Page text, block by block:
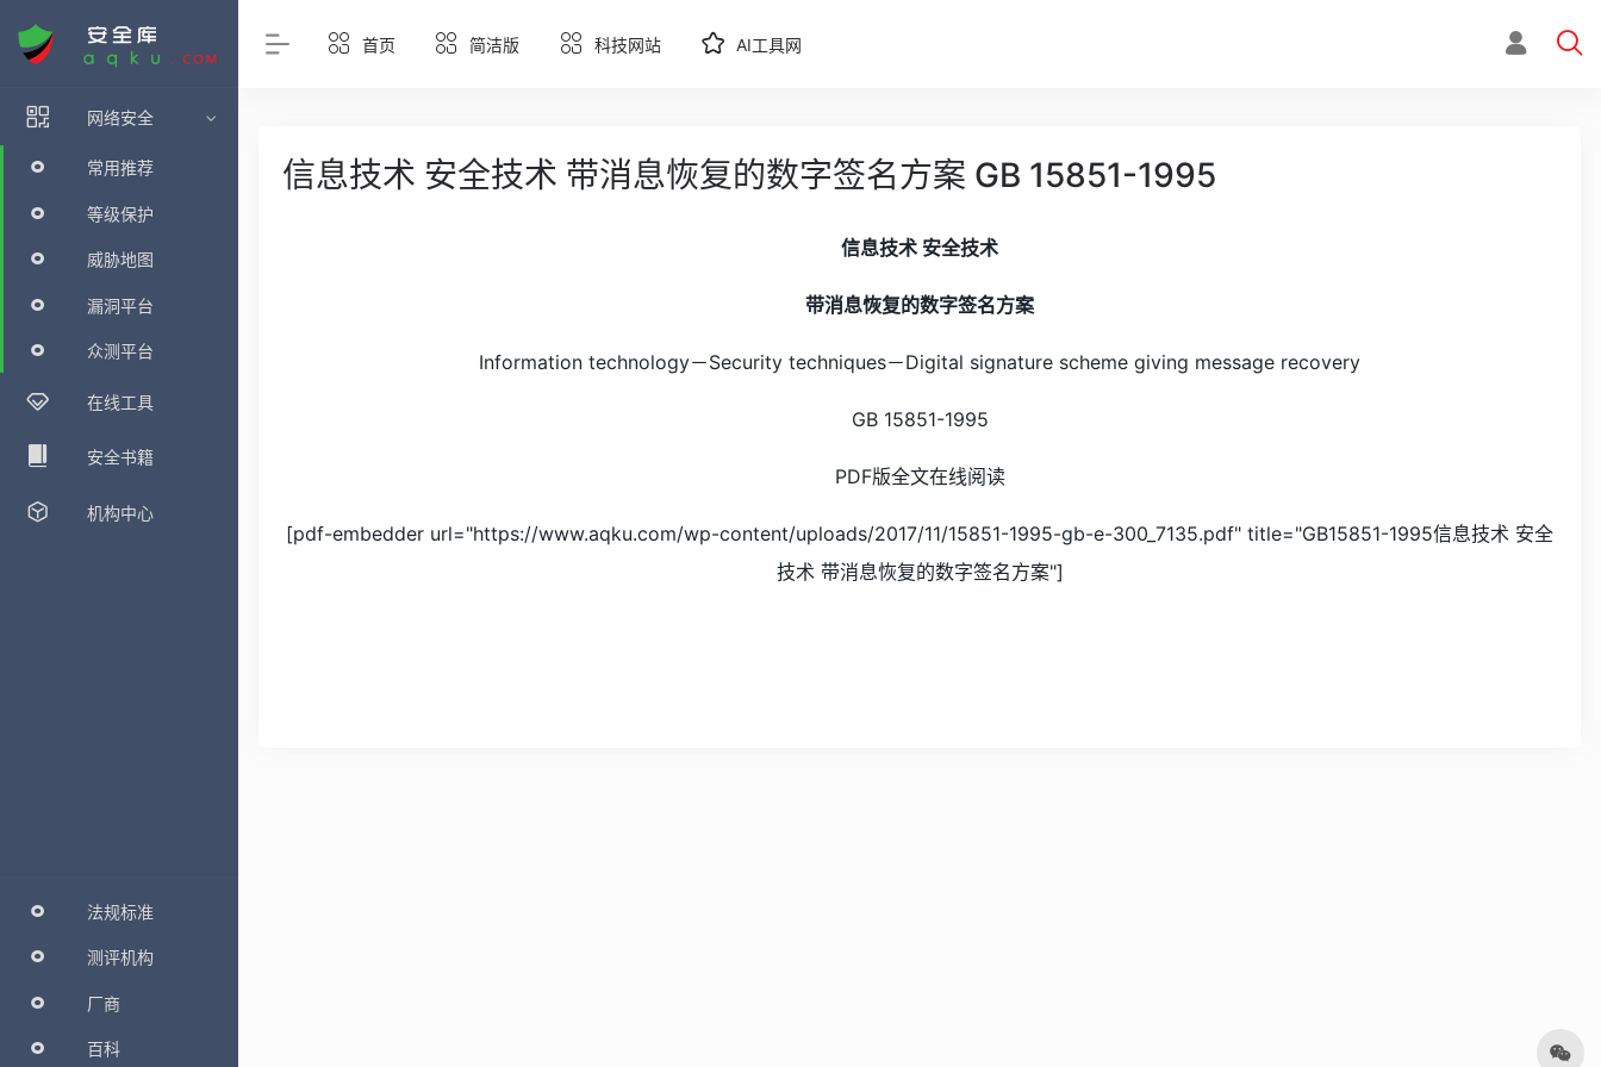
网络安全
常用推荐
等级保护
威胁地图
漏洞平台
众测平台
在线工具
安全书籍
机构中心
法规标准
测评机构
厂商
百科
首页 简洁版 科技网站 AI工具网
信息技术 安全技术 带消息恢复的数字签名方案 GB 15851-1995
信息技术 安全技术
带消息恢复的数字签名方案
Information technology－Security techniques－Digital signature scheme giving message recovery
GB 15851-1995
PDF版全文在线阅读
[pdf-embedder url="https://www.aqku.com/wp-content/uploads/2017/11/15851-1995-gb-e-300_7135.pdf" title="GB15851-1995信息技术 安全
技术 带消息恢复的数字签名方案"]